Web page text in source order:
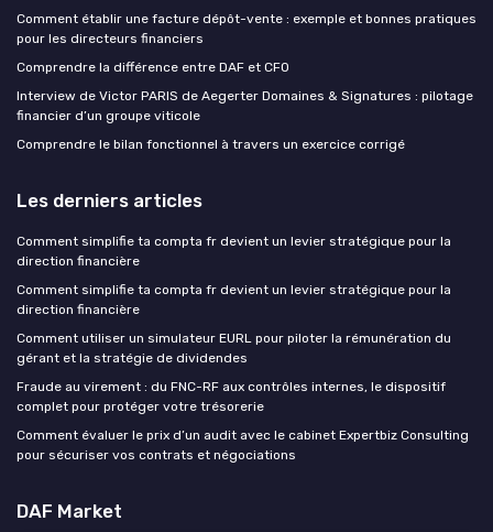
Comment établir une facture dépôt-vente : exemple et bonnes pratiques
pour les directeurs financiers
Comprendre la différence entre DAF et CFO
Interview de Victor PARIS de Aegerter Domaines & Signatures : pilotage
financier d’un groupe viticole
Comprendre le bilan fonctionnel à travers un exercice corrigé
Les derniers articles
Comment simplifie ta compta fr devient un levier stratégique pour la
direction financière
Comment simplifie ta compta fr devient un levier stratégique pour la
direction financière
Comment utiliser un simulateur EURL pour piloter la rémunération du
gérant et la stratégie de dividendes
Fraude au virement : du FNC-RF aux contrôles internes, le dispositif
complet pour protéger votre trésorerie
Comment évaluer le prix d’un audit avec le cabinet Expertbiz Consulting
pour sécuriser vos contrats et négociations
DAF Market